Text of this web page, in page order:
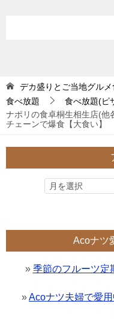
デカ盛りとご当地グル
食べ放題
食べ放題(ピ
ナポリの食卓桐生相生店(他
チェーンで爆食【大食い】
Acoナツ
» 季節のフルーツ定
»Acoナツ夫婦で愛